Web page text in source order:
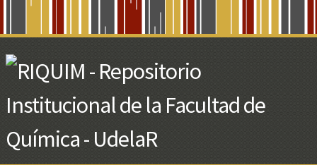
Main
Content